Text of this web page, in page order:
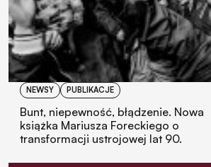
NEWSY PUBLIKACJE
Bunt, niepewność, błądzenie. Nowa
książka Mariusza Foreckiego o
transformacji ustrojowej lat 90.